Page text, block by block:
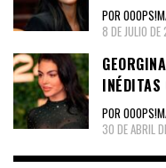
POR
8 DE JULIO
POR
30 DE ABRIL